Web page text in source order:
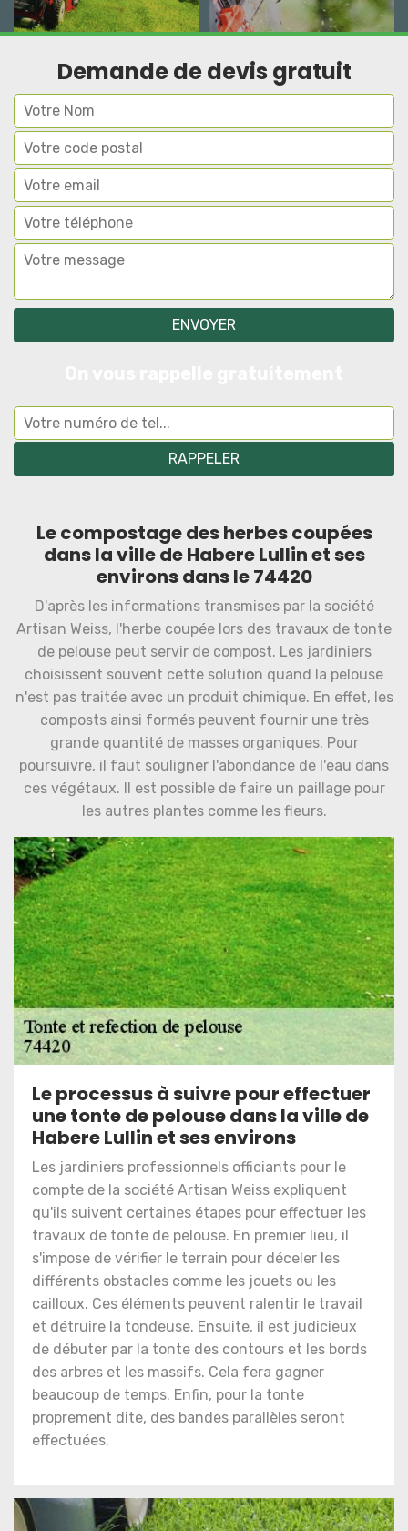
Demande de devis gratuit
Le compostage des herbes coupées
dans la ville de Habere Lullin et ses
environs dans le 74420
D'après les informations transmises par la société
Artisan Weiss, l'herbe coupée lors des travaux de tonte
de pelouse peut servir de compost. Les jardiniers
choisissent souvent cette solution quand la pelouse
n'est pas traitée avec un produit chimique. En effet, les
composts ainsi formés peuvent fournir une très
grande quantité de masses organiques. Pour
poursuivre, il faut souligner l'abondance de l'eau dans
ces végétaux. Il est possible de faire un paillage pour
les autres plantes comme les fleurs.
Le processus à suivre pour effectuer
une tonte de pelouse dans la ville de
Habere Lullin et ses environs
Les jardiniers professionnels officiants pour le
compte de la société Artisan Weiss expliquent
qu'ils suivent certaines étapes pour effectuer les
travaux de tonte de pelouse. En premier lieu, il
s'impose de vérifier le terrain pour déceler les
différents obstacles comme les jouets ou les
cailloux. Ces éléments peuvent ralentir le travail
et détruire la tondeuse. Ensuite, il est judicieux
de débuter par la tonte des contours et les bords
des arbres et les massifs. Cela fera gagner
beaucoup de temps. Enfin, pour la tonte
proprement dite, des bandes parallèles seront
effectuées.